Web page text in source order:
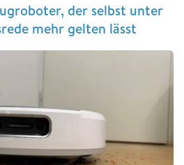
der selbst unter
mehr gelten lässt